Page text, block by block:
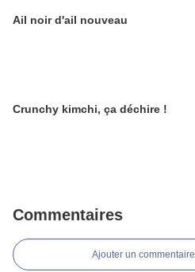
Ail noir d'ail nouveau
Crunchy kimchi, ça déchire !
Commentaires
Ajouter un commentaire